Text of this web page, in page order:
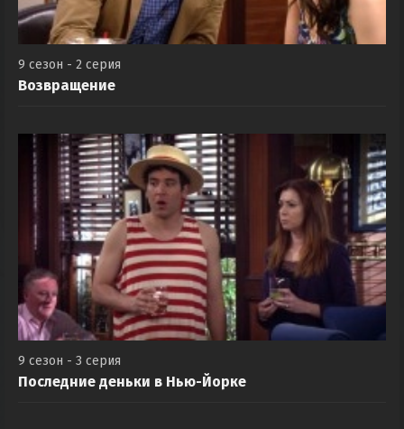
9 сезон - 2 серия
Возвращение
9 сезон - 3 серия
Последние деньки в Нью-Йорке